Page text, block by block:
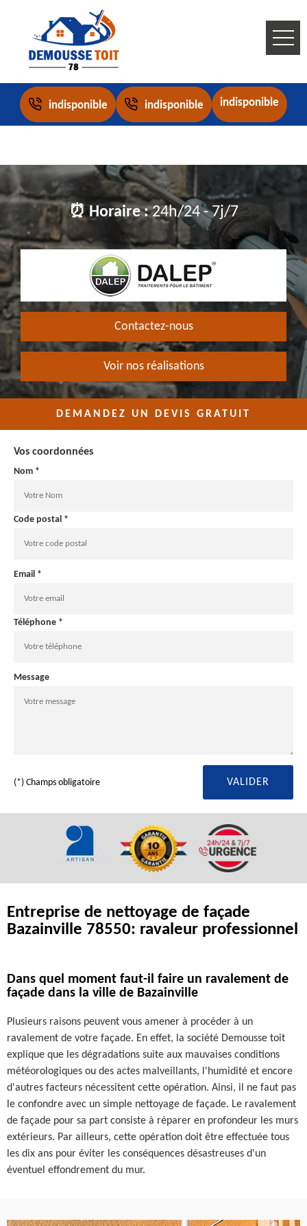
indisponible indisponible indisponible
⏰ Horaire :24h/24 - 7j/7
Contactez-nous
Voir nos réalisations
DEMANDEZ UN DEVIS GRATUIT
Vos coordonnées
Nom *
Code postal *
Email *
Téléphone *
Message
(*) Champs obligatoire
Entreprise de nettoyage de façade
Bazainville 78550: ravaleur professionnel
Dans quel moment faut-il faire un ravalement de
façade dans la ville de Bazainville
Plusieurs raisons peuvent vous amener à procéder à un
ravalement de votre façade. En effet, la société Demousse toit
explique que les dégradations suite aux mauvaises conditions
météorologiques ou des actes malveillants, l'humidité et encore
d'autres facteurs nécessitent cette opération. Ainsi, il ne faut pas
le confondre avec un simple nettoyage de façade. Le ravalement
de façade pour sa part consiste à réparer en profondeur les murs
extérieurs. Par ailleurs, cette opération doit être effectuée tous
les dix ans pour éviter les conséquences désastreuses d'un
éventuel effondrement du mur.